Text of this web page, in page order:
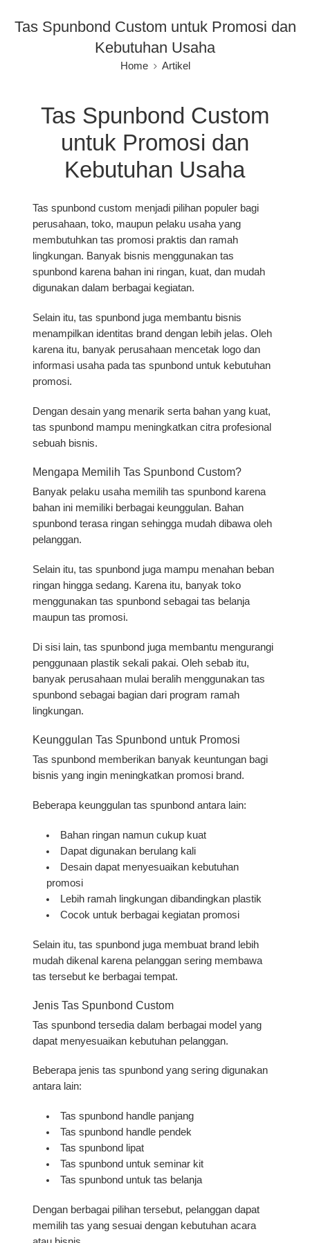
Tas Spunbond Custom untuk Promosi dan
Kebutuhan Usaha
Home Artikel
Tas Spunbond Custom
untuk Promosi dan
Kebutuhan Usaha
Tas spunbond custom menjadi pilihan populer bagi
perusahaan, toko, maupun pelaku usaha yang
membutuhkan tas promosi praktis dan ramah
lingkungan. Banyak bisnis menggunakan tas
spunbond karena bahan ini ringan, kuat, dan mudah
digunakan dalam berbagai kegiatan.
Selain itu, tas spunbond juga membantu bisnis
menampilkan identitas brand dengan lebih jelas. Oleh
karena itu, banyak perusahaan mencetak logo dan
informasi usaha pada tas spunbond untuk kebutuhan
promosi.
Dengan desain yang menarik serta bahan yang kuat,
tas spunbond mampu meningkatkan citra profesional
sebuah bisnis.
Mengapa Memilih Tas Spunbond Custom?
Banyak pelaku usaha memilih tas spunbond karena
bahan ini memiliki berbagai keunggulan. Bahan
spunbond terasa ringan sehingga mudah dibawa oleh
pelanggan.
Selain itu, tas spunbond juga mampu menahan beban
ringan hingga sedang. Karena itu, banyak toko
menggunakan tas spunbond sebagai tas belanja
maupun tas promosi.
Di sisi lain, tas spunbond juga membantu mengurangi
penggunaan plastik sekali pakai. Oleh sebab itu,
banyak perusahaan mulai beralih menggunakan tas
spunbond sebagai bagian dari program ramah
lingkungan.
Keunggulan Tas Spunbond untuk Promosi
Tas spunbond memberikan banyak keuntungan bagi
bisnis yang ingin meningkatkan promosi brand.
Beberapa keunggulan tas spunbond antara lain:
Bahan ringan namun cukup kuat
Dapat digunakan berulang kali
Desain dapat menyesuaikan kebutuhan
promosi
Lebih ramah lingkungan dibandingkan plastik
Cocok untuk berbagai kegiatan promosi
Selain itu, tas spunbond juga membuat brand lebih
mudah dikenal karena pelanggan sering membawa
tas tersebut ke berbagai tempat.
Jenis Tas Spunbond Custom
Tas spunbond tersedia dalam berbagai model yang
dapat menyesuaikan kebutuhan pelanggan.
Beberapa jenis tas spunbond yang sering digunakan
antara lain:
Tas spunbond handle panjang
Tas spunbond handle pendek
Tas spunbond lipat
Tas spunbond untuk seminar kit
Tas spunbond untuk tas belanja
Dengan berbagai pilihan tersebut, pelanggan dapat
memilih tas yang sesuai dengan kebutuhan acara